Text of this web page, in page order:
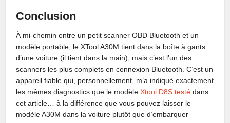
Conclusion
À mi-chemin entre un petit scanner OBD Bluetooth et un
modèle portable, le XTool A30M tient dans la boîte à gants
d’une voiture (il tient dans la main), mais c’est l’un des
scanners les plus complets en connexion Bluetooth. C’est un
appareil fiable qui, personnellement, m’a indiqué exactement
les mêmes diagnostics que le modèleXtool D8S testé dans
cet article… à la différence que vous pouvez laisser le
modèle A30M dans la voiture plutôt que d’embarquer